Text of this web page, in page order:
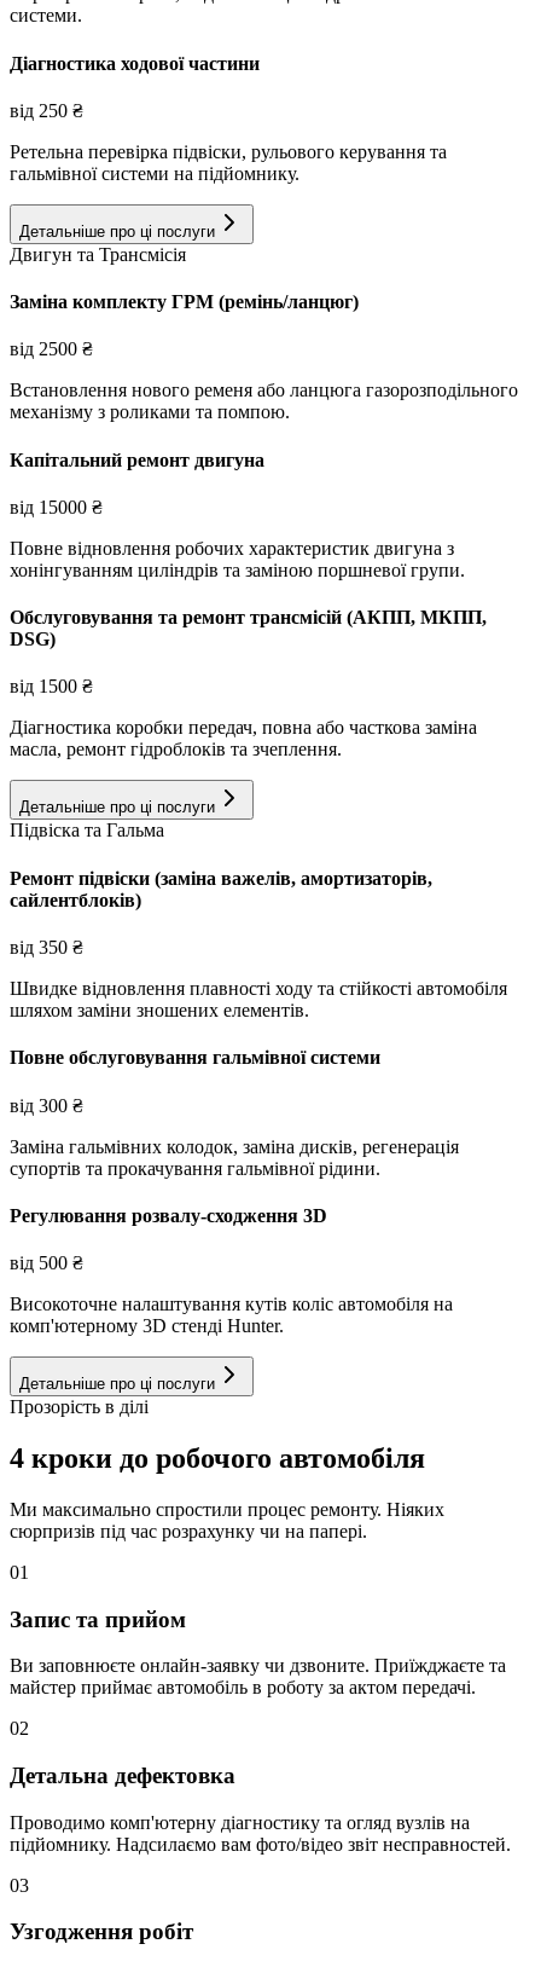
системи.
Діагностика ходової частини
від 250 ₴
Ретельна перевірка підвіски, рульового керування та
гальмівної системи на підйомнику.
Детальніше про ці послуги
Двигун та Трансмісія
Заміна комплекту ГРМ (ремінь/ланцюг)
від 2500 ₴
Встановлення нового ременя або ланцюга газорозподільного
механізму з роликами та помпою.
Капітальний ремонт двигуна
від 15000 ₴
Повне відновлення робочих характеристик двигуна з
хонінгуванням циліндрів та заміною поршневої групи.
Обслуговування та ремонт трансмісій (АКПП, МКПП,
DSG)
від 1500 ₴
Діагностика коробки передач, повна або часткова заміна
масла, ремонт гідроблоків та зчеплення.
Детальніше про ці послуги
Підвіска та Гальма
Ремонт підвіски (заміна важелів, амортизаторів,
сайлентблоків)
від 350 ₴
Швидке відновлення плавності ходу та стійкості автомобіля
шляхом заміни зношених елементів.
Повне обслуговування гальмівної системи
від 300 ₴
Заміна гальмівних колодок, заміна дисків, регенерація
супортів та прокачування гальмівної рідини.
Регулювання розвалу-сходження 3D
від 500 ₴
Високоточне налаштування кутів коліс автомобіля на
комп'ютерному 3D стенді Hunter.
Детальніше про ці послуги
Прозорість в ділі
4 кроки до робочого автомобіля
Ми максимально спростили процес ремонту. Ніяких
сюрпризів під час розрахунку чи на папері.
01
Запис та прийом
Ви заповнюєте онлайн-заявку чи дзвоните. Приїжджаєте та
майстер приймає автомобіль в роботу за актом передачі.
02
Детальна дефектовка
Проводимо комп'ютерну діагностику та огляд вузлів на
підйомнику. Надсилаємо вам фото/відео звіт несправностей.
03
Узгодження робіт